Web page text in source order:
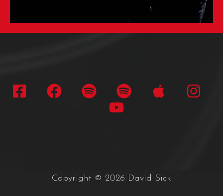
Copyright © 2026 David Sick